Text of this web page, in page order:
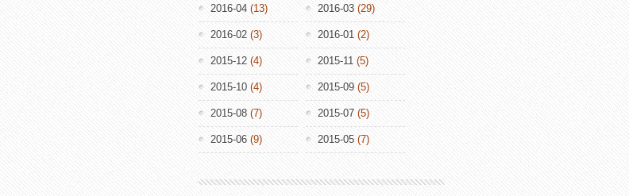
2016-04 (13) 2016-03 (29)
2016-02 (3) 2016-01 (2)
2015-12 (4) 2015-11 (5)
2015-10 (4) 2015-09 (5)
2015-08 (7) 2015-07 (5)
2015-06 (9) 2015-05 (7)